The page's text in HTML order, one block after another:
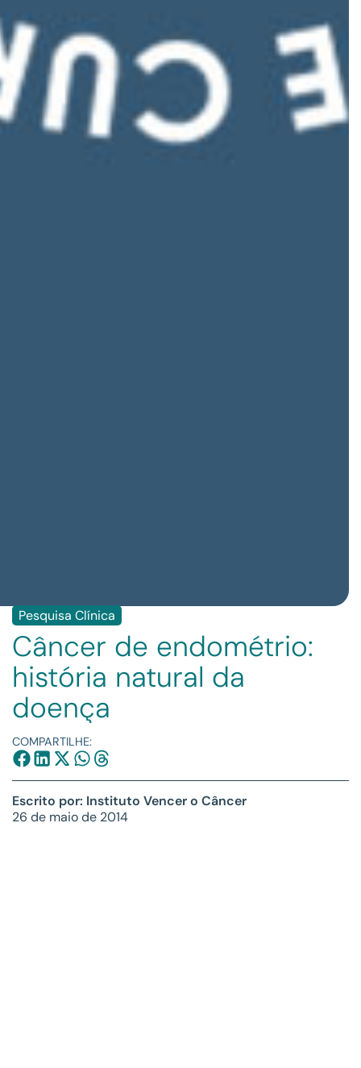
Pesquisa Clínica
Câncer de endométrio:
história natural da
doença
COMPARTILHE:
Escrito por: Instituto Vencer o Câncer
26 de maio de 2014